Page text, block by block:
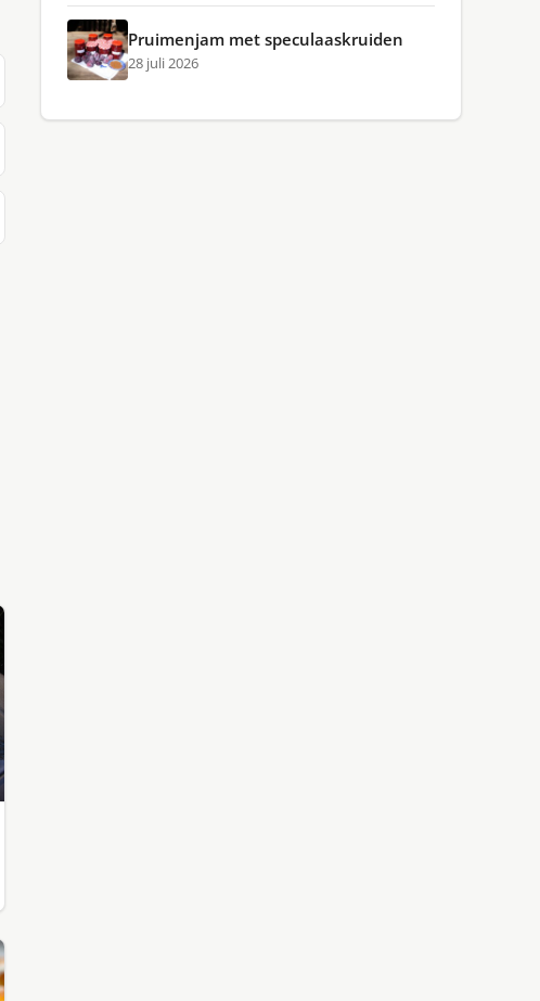
Pruimenjam met speculaaskruiden
28 juli 2026